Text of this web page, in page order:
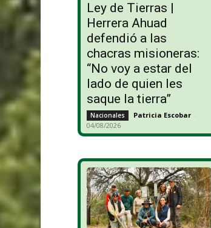
Ley de Tierras |
Herrera Ahuad
defendió a las
chacras misioneras:
“No voy a estar del
lado de quien les
saque la tierra”
Nacionales Patricia Escobar -
04/08/2026